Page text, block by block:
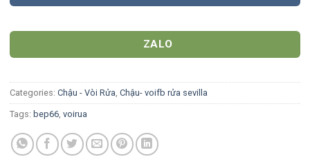
ZALO
Categories: Chậu - Vòi Rửa Chậu- voifb rửa sevilla
Tags: bep66 voirua